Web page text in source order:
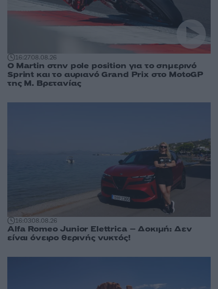
16:2708.08.26
O Martin στην pole position για το σημερινό
Sprint και το αυριανό Grand Prix στο MotoGP
της Μ. Βρετανίας
16:0308.08.26
Alfa Romeo Junior Elettrica – Δοκιμή: Δεν
είναι όνειρο θερινής νυκτός!